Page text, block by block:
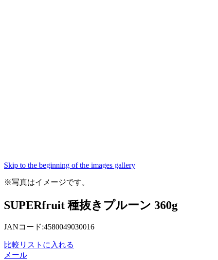
Skip to the beginning of the images gallery
※写真はイメージです。
SUPERfruit 種抜きプルーン 360g
JANコード:4580049030016
比較リストに入れる
メール